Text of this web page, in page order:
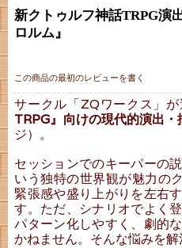
新クトゥルフ神話TRPG演
ロルム』
この商品の最初のレビューを書く
サークル「ZQワークス」が
TRPG』向けの現代的演出・
ジ）。
セッションでのキーパーの
いう独特の世界観が魅力の
緊張感や盛り上がりを左右
す。ただ、シナリオでよく
パターン化しやすく、劇的
かねません。そんな悩みを解